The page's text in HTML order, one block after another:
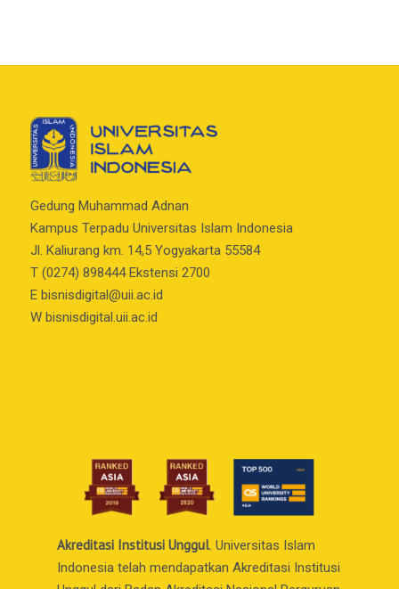
Gedung Muhammad Adnan
Kampus Terpadu Universitas Islam Indonesia
Jl. Kaliurang km. 14,5 Yogyakarta 55584
T (0274) 898444 Ekstensi 2700
E bisnisdigital@uii.ac.id
W bisnisdigital.uii.ac.id
Akreditasi Institusi Unggul. Universitas Islam
Indonesia telah mendapatkan Akreditasi Institusi